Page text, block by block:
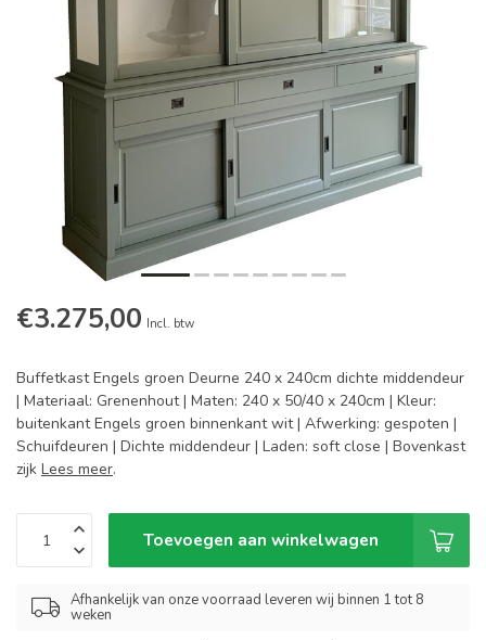
€3.275,00 Incl. btw
Buffetkast Engels groen Deurne 240 x 240cm dichte middendeur
| Materiaal: Grenenhout | Maten: 240 x 50/40 x 240cm | Kleur:
buitenkant Engels groen binnenkant wit | Afwerking: gespoten |
Schuifdeuren | Dichte middendeur | Laden: soft close | Bovenkast
zijk Lees meer.
Toevoegen aan winkelwagen
Afhankelijk van onze voorraad leveren wij binnen 1 tot 8
weken